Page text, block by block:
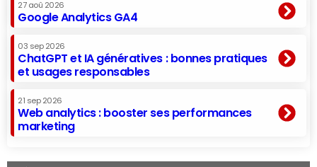
27 aoû 2026
Google Analytics GA4
03 sep 2026
ChatGPT et IA génératives : bonnes pratiques
et usages responsables
21 sep 2026
Web analytics : booster ses performances
marketing